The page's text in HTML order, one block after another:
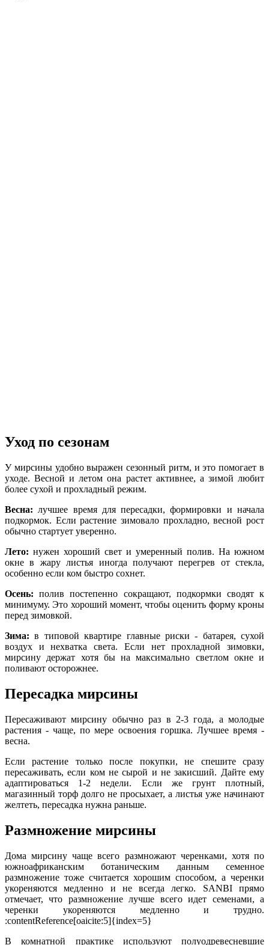
Уход по сезонам
У мирсины удобно выражен сезонный ритм, и это помогает в
уходе. Весной и летом она растет активнее, а зимой любит
более сухой и прохладный режим.
Весна: лучшее время для пересадки, формировки и начала
подкормок. Если растение зимовало прохладно, весной рост
обычно стартует уверенно.
Лето: нужен хороший свет и умеренный полив. На южном
окне в жару листья иногда получают перегрев от стекла,
особенно если ком быстро сохнет.
Осень: полив постепенно сокращают, подкормки сводят к
минимуму. Это хороший момент, чтобы оценить форму кроны
перед зимовкой.
Зима: в типовой квартире главные риски - батарея, сухой
воздух и нехватка света. Если нет прохладной зимовки,
мирсину держат хотя бы на максимально светлом окне и
поливают осторожнее.
Пересадка мирсины
Пересаживают мирсину обычно раз в 2-3 года, а молодые
растения - чаще, по мере освоения горшка. Лучшее время -
весна.
Если растение только после покупки, не спешите сразу
пересаживать, если ком не сырой и не закисший. Дайте ему
адаптироваться 1-2 недели. Если же грунт плотный,
магазинный торф долго не просыхает, а листья уже начинают
желтеть, пересадка нужна раньше.
Размножение мирсины
Дома мирсину чаще всего размножают черенками, хотя по
южноафриканским ботаническим данным семенное
размножение тоже считается хорошим способом, а черенки
укореняются медленно и не всегда легко. SANBI прямо
отмечает, что размножение лучше всего идет семенами, а
черенки укореняются медленно и трудно.
:contentReference[oaicite:5]{index=5}
В комнатной практике используют полуодревесневшие